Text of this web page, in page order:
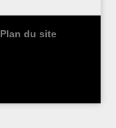
Plan du site